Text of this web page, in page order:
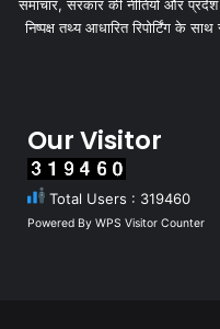
समाचार, सरकार की नीतियों और
निष्पक्ष तथ्य आधारित रिपोर्टिंग के
Our Visitor
Total Users : 319460
Powered By WPS Visitor Counter